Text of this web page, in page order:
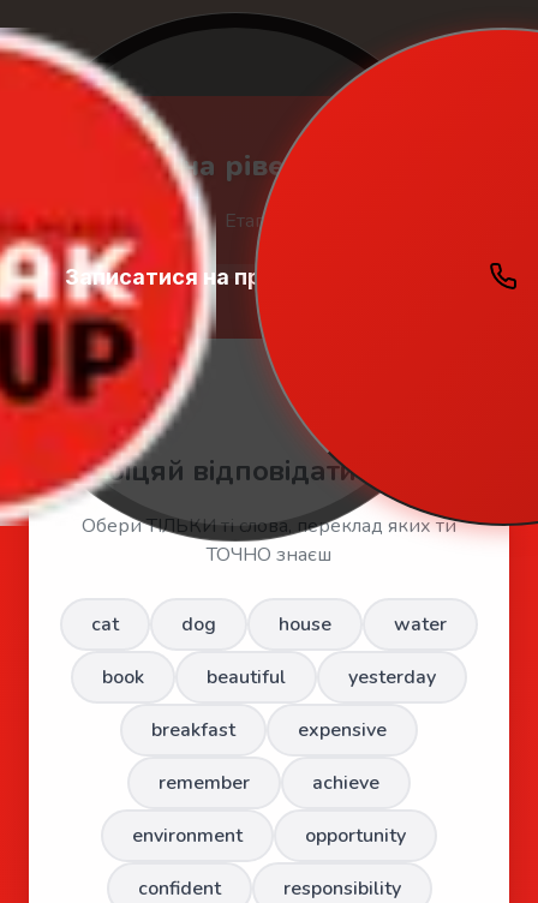
Записатися на пробний урок
Student
Zone
🇬🇧 Тест на рівень англійської
Етап 1 з 3
🤚 Перший блок слів
🤚
Обіцяй відповідати чесно!
Обери ТІЛЬКИ ті слова, переклад яких ти
ТОЧНО знаєш
cat dog house
water
book
beautiful
yesterday
breakfast
expensive
remember
achieve
environment
opportunity
confident
responsibility